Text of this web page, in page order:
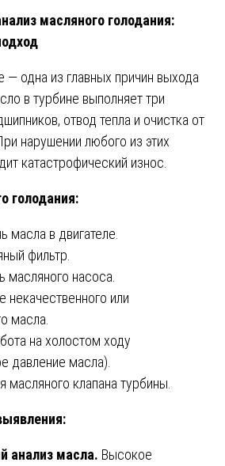
масляного голодания:
— одна из главных причин выхода
в турбине выполняет три
отвод тепла и очистка от
нарушении любого из этих
катастрофический износ.
голодания:
масла в двигателе.
фильтр.
масляного насоса.
некачественного или
масла.
на холостом ходу
давление масла).
масляного клапана турбины.
анализ масла. Высокое